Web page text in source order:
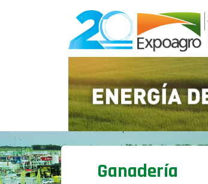
Ganadería